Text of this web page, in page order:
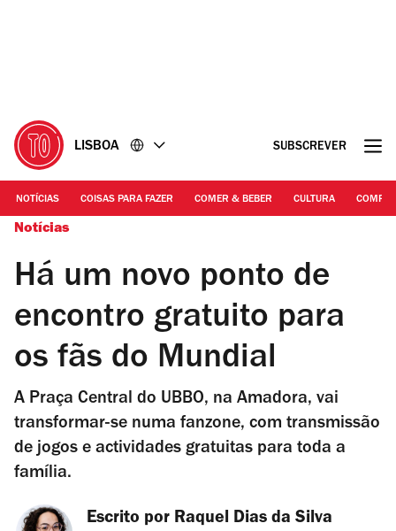
LISBOA SUBSCREVER
NOTÍCIAS COISAS PARA FAZER COMER & BEBER CULTURA
Notícias
Há um novo ponto de
encontro gratuito para
os fãs do Mundial
A Praça Central do UBBO, na Amadora, vai
transformar-se numa fanzone, com transmissão
de jogos e actividades gratuitas para toda a
família.
Escrito por Raquel Dias da Silva